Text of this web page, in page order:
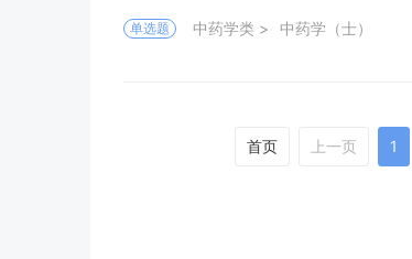
单选题 中药学类 中药学（士）
首页 上一页 1